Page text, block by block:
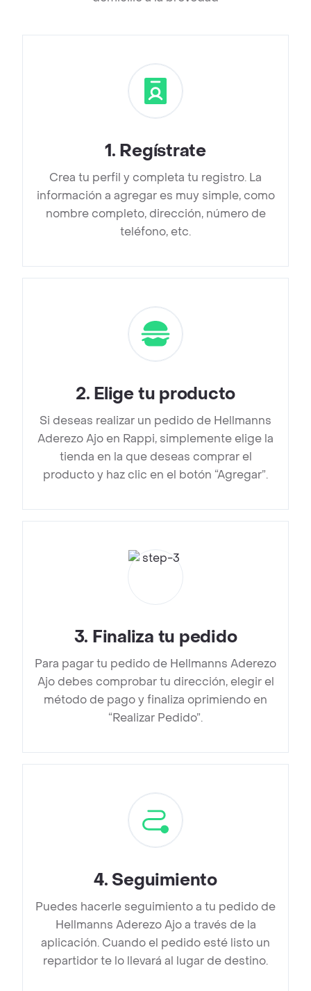
1. Regístrate
Crea tu perfil y completa tu registro. La
información a agregar es muy simple, como
nombre completo, dirección, número de
teléfono, etc.
2. Elige tu producto
Si deseas realizar un pedido de Hellmanns
Aderezo Ajo en Rappi, simplemente elige la
tienda en la que deseas comprar el
producto y haz clic en el botón “Agregar”.
3. Finaliza tu pedido
Para pagar tu pedido de Hellmanns Aderezo
Ajo debes comprobar tu dirección, elegir el
método de pago y finaliza oprimiendo en
“Realizar Pedido”.
4. Seguimiento
Puedes hacerle seguimiento a tu pedido de
Hellmanns Aderezo Ajo a través de la
aplicación. Cuando el pedido esté listo un
repartidor te lo llevará al lugar de destino.